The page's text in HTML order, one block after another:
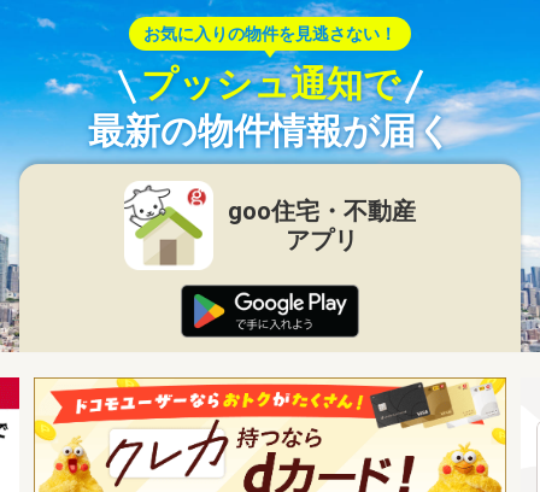
お気に入りの物件を見逃さない！
プッシュ通知で
最新の物件情報が届く
goo住宅・不動産
アプリ